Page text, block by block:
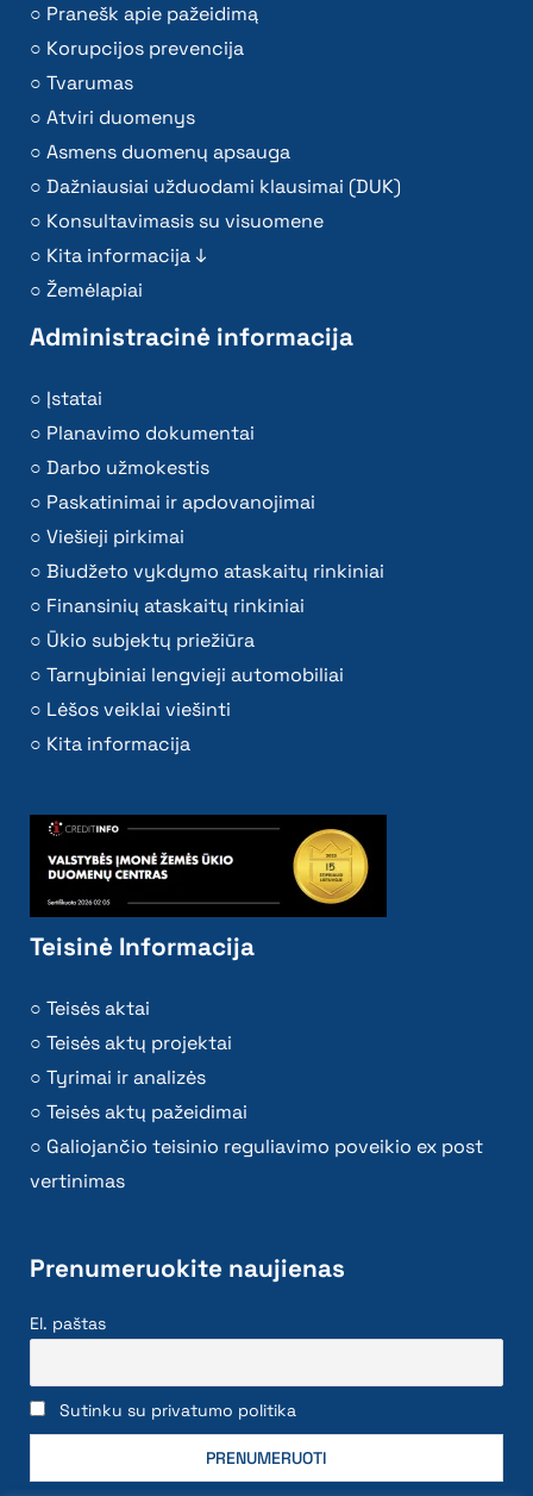
Pranešk apie pažeidimą
Korupcijos prevencija
Tvarumas
Atviri duomenys
Asmens duomenų apsauga
Dažniausiai užduodami klausimai (DUK)
Konsultavimasis su visuomene
Kita informacija ↓
Žemėlapiai
Administracinė informacija
Įstatai
Planavimo dokumentai
Darbo užmokestis
Paskatinimai ir apdovanojimai
Viešieji pirkimai
Biudžeto vykdymo ataskaitų rinkiniai
Finansinių ataskaitų rinkiniai
Ūkio subjektų priežiūra
Tarnybiniai lengvieji automobiliai
Lėšos veiklai viešinti
Kita informacija
Teisinė Informacija
Teisės aktai
Teisės aktų projektai
Tyrimai ir analizės
Teisės aktų pažeidimai
Galiojančio teisinio reguliavimo poveikio ex post
vertinimas
Prenumeruokite naujienas
El. paštas
Sutinku su privatumo politika